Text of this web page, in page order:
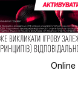
Online